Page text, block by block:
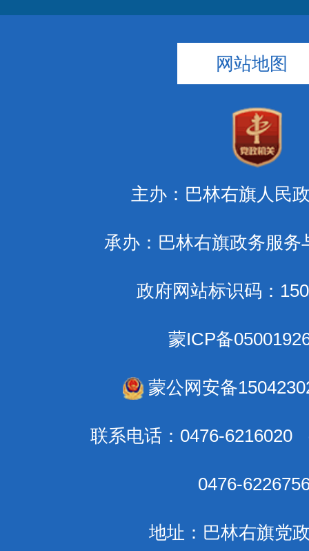
网站地图
主办：巴林右旗人民
承办：巴林右旗政务服务
政府网站标识码：
蒙ICP备
蒙公网安备
联系电话：0476-6216020
0476-
地址：巴林右旗党